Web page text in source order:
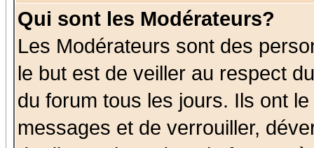
Qui sont les Modérateurs?
Les Modérateurs sont des
le but est de veiller au respect
du forum tous les jours. Ils ont
messages et de verrouiller,